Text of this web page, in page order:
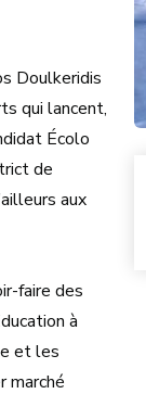
Doulkeridis
qui lancent,
Écolo
de
aux
faire des
à
et les
marché